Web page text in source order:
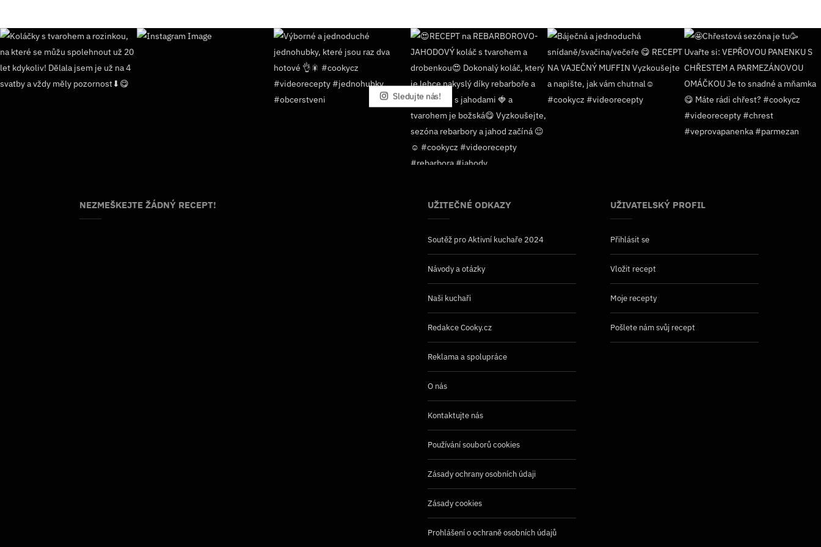
Sledujte nás!
NEZMEŠKEJTE ŽÁDNÝ RECEPT! UŽITEČNÉ ODKAZY
Soutěž pro Aktivní kuchaře 2024
Návody a otázky
Naši kuchaři
Redakce Cooky.cz
Reklama a spolupráce
O nás
Kontaktujte nás
Používání souborů cookies
Zásady ochrany osobních údaji
Zásady cookies
Prohlášení o ochraně osobních údajů
UŽIVATELSKÝ PROFIL
Přihlásit se
Vložit recept
Moje recepty
Pošlete nám svůj recept